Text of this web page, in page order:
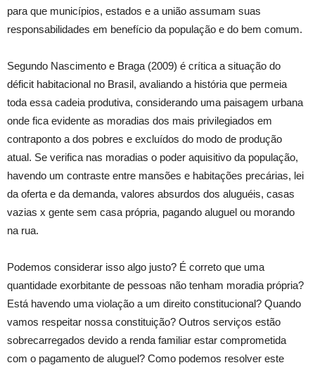
para que municípios, estados e a união assumam suas
responsabilidades em benefício da população e do bem comum.
Segundo Nascimento e Braga (2009) é crítica a situação do
déficit habitacional no Brasil, avaliando a história que permeia
toda essa cadeia produtiva, considerando uma paisagem urbana
onde fica evidente as moradias dos mais privilegiados em
contraponto a dos pobres e excluídos do modo de produção
atual. Se verifica nas moradias o poder aquisitivo da população,
havendo um contraste entre mansões e habitações precárias, lei
da oferta e da demanda, valores absurdos dos aluguéis, casas
vazias x gente sem casa própria, pagando aluguel ou morando
na rua.
Podemos considerar isso algo justo? É correto que uma
quantidade exorbitante de pessoas não tenham moradia própria?
Está havendo uma violação a um direito constitucional? Quando
vamos respeitar nossa constituição? Outros serviços estão
sobrecarregados devido a renda familiar estar comprometida
com o pagamento de aluguel? Como podemos resolver este